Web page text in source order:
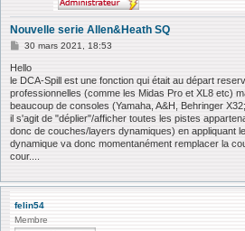
Nouvelle serie Allen&Heath SQ
M
s
s
a
g
e
30 mars 2021, 18:53
Hello
le DCA-Spill est une fonction qui était au départ
professionnelles (comme les Midas Pro et XL8 etc)
beaucoup de consoles (Yamaha, A&H, Behringer
il s'agit de "déplier"/afficher toutes les pistes
donc de couches/layers dynamiques) en appliquant
dynamique va donc momentanément remplacer la
cour....
felin54
Membre